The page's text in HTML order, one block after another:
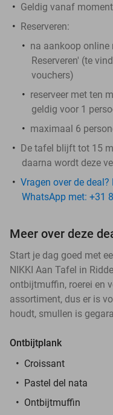
Geldig vanaf
Reserveren:
​na aankoop online
Reserveren' (te
vouchers)
reserveer met ten
geldig voor 1
maximaal 6
De tafel blijft tot 15
daarna wordt deze
Vragen over de
WhatsApp met: +31
Meer over deze
Start je dag goed met
NIKKI Aan Tafel in
ontbijtmuffin, roerei en
assortiment, dus er is
houdt, smullen is
Ontbijtplank
Croissant
Pastel del nata
Ontbijtmuffin